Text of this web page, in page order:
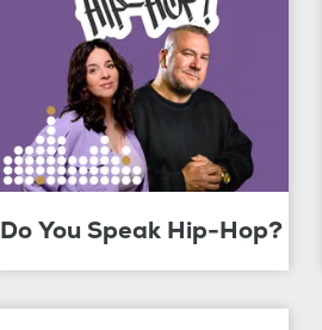
Do You Speak Hip-Hop?